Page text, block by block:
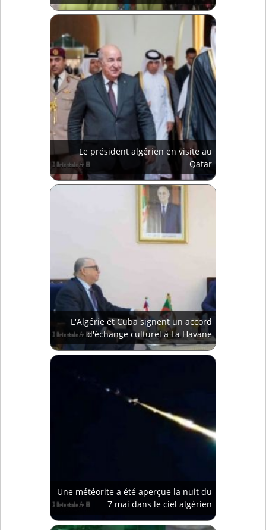
Le président algérien en visite au
Qatar
L'Algérie et Cuba signent un accord
d'échange culturel à La Havane
Une météorite a été aperçue la nuit du
7 mai dans le ciel algérien